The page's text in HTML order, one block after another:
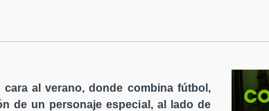
al verano, donde combina fútbol,
de un personaje especial, al lado de